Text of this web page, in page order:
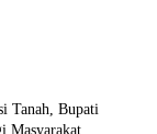
Tanah, Bupati
Masyarakat